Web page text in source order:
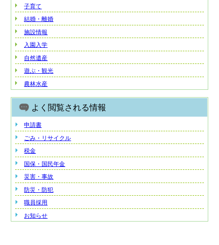
子育て
結婚・離婚
施設情報
入園入学
自然遺産
遊ぶ・観光
農林水産
よく閲覧される情報
申請書
ごみ・リサイクル
税金
国保・国民年金
災害・事故
防災・防犯
職員採用
お知らせ